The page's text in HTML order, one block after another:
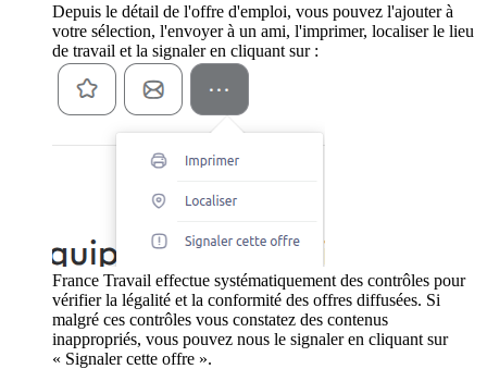
Depuis le détail de l'offre d'emploi, vous pouvez l'ajouter à
votre sélection, l'envoyer à un ami, l'imprimer, localiser le lieu
de travail et la signaler en cliquant sur :
France Travail effectue systématiquement des contrôles pour
vérifier la légalité et la conformité des offres diffusées. Si
malgré ces contrôles vous constatez des contenus
inappropriés, vous pouvez nous le signaler en cliquant sur
« Signaler cette offre ».